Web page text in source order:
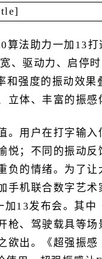
法助力一加13
、驱动力、启停时
强度的振动效果
体、丰富的振感
。用户在打字输
悦；不同的振动
负的情绪。为了
手机联合数字艺
13发布会。其中
枪、驾驶载具等
欲出。《超强振